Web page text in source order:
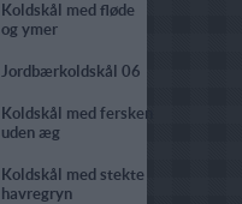
Koldskål med fløde
og ymer
Jordbærkoldskål 06
Koldskål med fersken
uden æg
Koldskål med stekte
havregryn